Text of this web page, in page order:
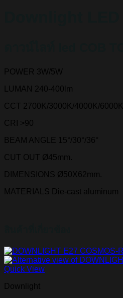
POWER 3W/5W
LUMAN 240-400lm
CCT 2700K/3000K/4000K/6000K
CRI
>90
BEAM ANGLE 15°/30°/36°
CUT OUT Ø45mm.
DIMENSIONS Ø50X62mm.
MATERIALS Die-cast aluminum
Quick View
Downlight